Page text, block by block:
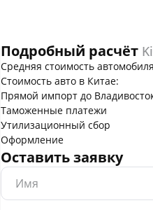
Подробный расчёт
Средняя стоимость
Стоимость авто в Китае:
Прямой импорт до
Таможенные платежи
Утилизационный сбор
Оформление
Оставить заявку